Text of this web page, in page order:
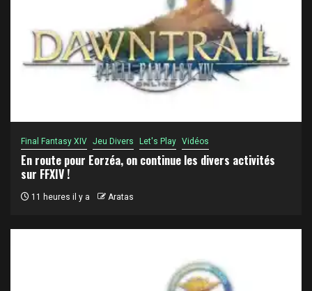
Final Fantasy XIV Jeu Divers Let's Play Vidéos
En route pour Eorzéa, on continue les divers activités
sur FFXIV !
11 heures il y a Aratas